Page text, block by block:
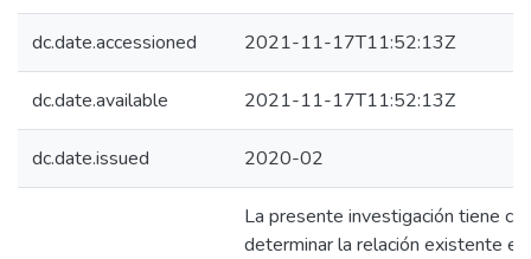
dc.date.accessioned 2021-11-17T11:52:13Z
dc.date.available 2021-11-17T11:52:13Z
dc.date.issued 2020-02
La presente investigación tiene
determinar la relación existente